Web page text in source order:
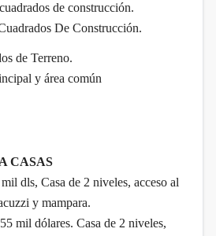
de construcción.
De Construcción.
de Terreno.
y área común
CASAS
dls, Casa de 2 niveles, acceso al
y mampara.
mil dólares. Casa de 2 niveles,